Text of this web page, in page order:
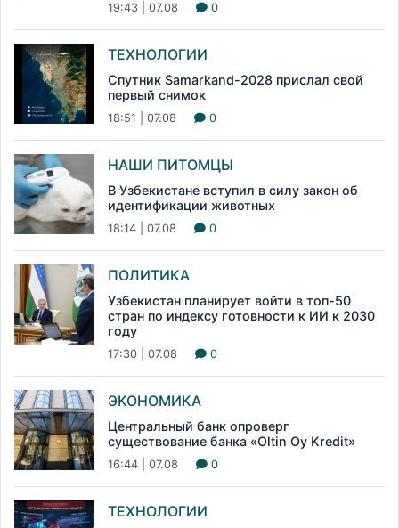
19:43 | 07.08 0
ТЕХНОЛОГИИ
Спутник Samarkand-2028 прислал свой
первый снимок
18:51 | 07.08 0
НАШИ ПИТОМЦЫ
В Узбекистане вступил в силу закон об
идентификации животных
18:14 | 07.08 0
ПОЛИТИКА
Узбекистан планирует войти в топ-50
стран по индексу готовности к ИИ к 2030
году
17:30 | 07.08 0
ЭКОНОМИКА
Центральный банк опроверг
существование банка «Oltin Oy Kredit»
16:44 | 07.08 0
ТЕХНОЛОГИИ